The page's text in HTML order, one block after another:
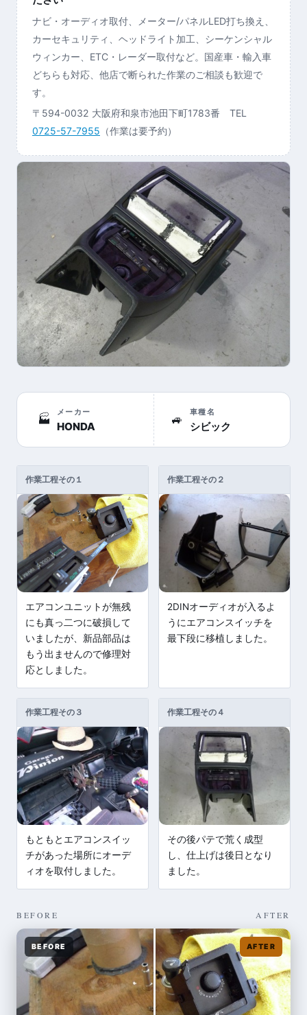
ナビ・オーディオ取付、メーター/パネルLED打ち換え、
カーセキュリティ、ヘッドライト加工、シーケンシャル
ウィンカー、ETC・レーダー取付など。国産車・輸入車
どちらも対応、他店で断られた作業のご相談も歓迎で
す。
〒594-0032 大阪府和泉市池田下町1783番 TEL
0725-57-7955 （作業は要予約）
🏭
メーカー
HONDA
🚙
車種名
シビック
作業工程その１
エアコンユニットが無残
にも真っ二つに破損して
いましたが、新品部品は
もう出ませんので修理対
応としました。
作業工程その２
2DINオーディオが入るよ
うにエアコンスイッチを
最下段に移植しました。
作業工程その３
もともとエアコンスイッ
チがあった場所にオーデ
ィオを取付しました。
作業工程その４
その後パテで荒く成型
し、仕上げは後日となり
ました。
BEFORE AFTER
BEFORE AFTER